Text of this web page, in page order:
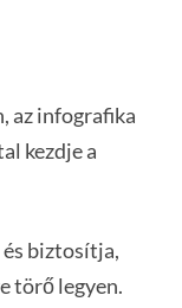
az infografika
kezdje a
és biztosítja,
törő legyen.